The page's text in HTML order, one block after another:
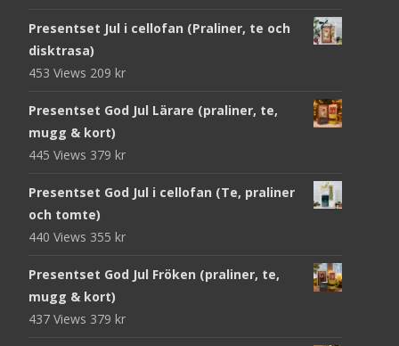
Presentset Jul i cellofan (Praliner, te och
disktrasa)
453 Views 209 kr
Presentset God Jul Lärare (praliner, te,
mugg & kort)
445 Views 379 kr
Presentset God Jul i cellofan (Te, praliner
och tomte)
440 Views 355 kr
Presentset God Jul Fröken (praliner, te,
mugg & kort)
437 Views 379 kr